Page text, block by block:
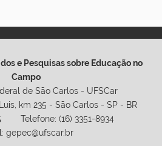
e Pesquisas sobre Educação no
Campo
de São Carlos - UFSCar
km 235 - São Carlos - SP - BR
Telefone: (16) 3351-8934
gepec@ufscar.br